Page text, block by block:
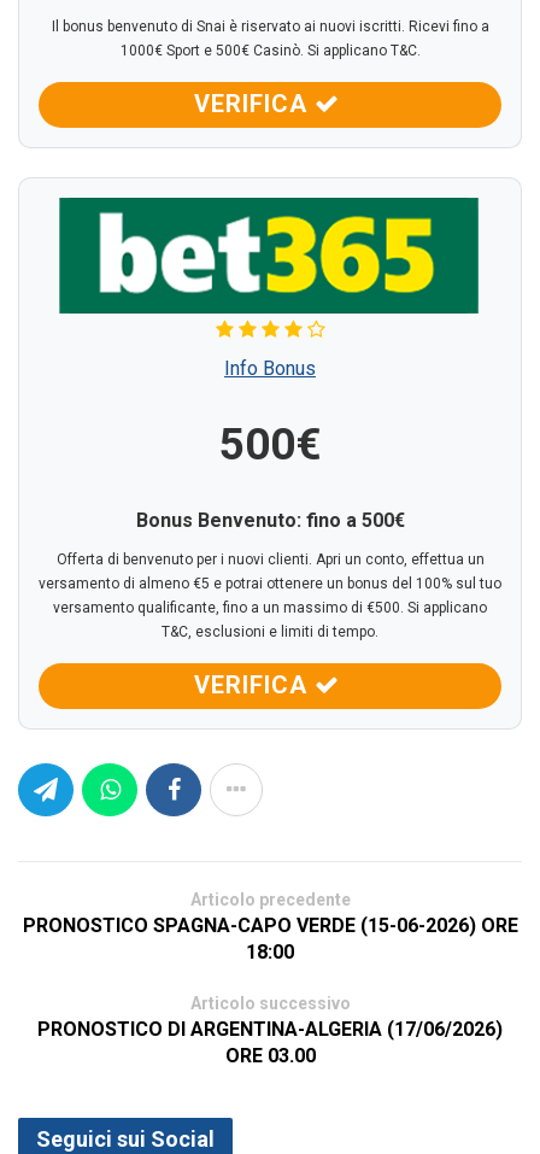
Il bonus benvenuto di Snai è riservato ai nuovi iscritti. Ricevi fino a
1000€ Sport e 500€ Casinò. Si applicano T&C.
VERIFICA
Info Bonus
500€
Bonus Benvenuto: fino a 500€
Offerta di benvenuto per i nuovi clienti. Apri un conto, effettua un
versamento di almeno €5 e potrai ottenere un bonus del 100% sul tuo
versamento qualificante, fino a un massimo di €500. Si applicano
T&C, esclusioni e limiti di tempo.
VERIFICA
Articolo precedente
PRONOSTICO SPAGNA-CAPO VERDE (15-06-2026) ORE
18:00
Articolo successivo
PRONOSTICO DI ARGENTINA-ALGERIA (17/06/2026)
ORE 03.00
Seguici sui Social